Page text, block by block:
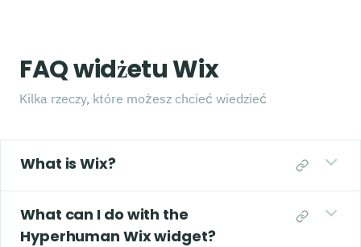
FAQ widżetu Wix
Kilka rzeczy, które możesz chcieć wiedzieć
What is Wix?
What can I do with the
Hyperhuman Wix widget?